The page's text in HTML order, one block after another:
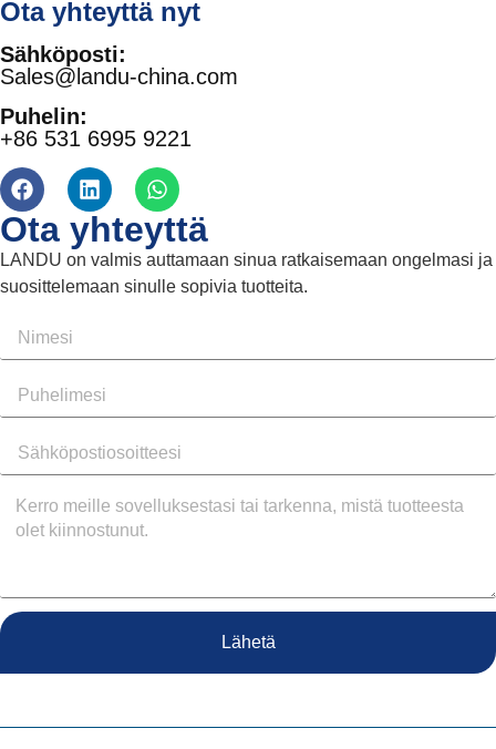
Ota yhteyttä nyt
Sähköposti:
Sales@landu-china.com
Puhelin:
+86 531 6995 9221
Ota yhteyttä
LANDU on valmis auttamaan sinua ratkaisemaan ongelmasi ja
suosittelemaan sinulle sopivia tuotteita.
Lähetä